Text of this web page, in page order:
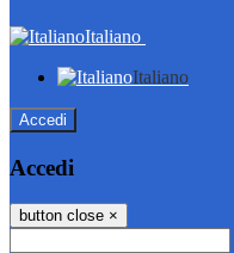
Italiano
Italiano
Accedi
Accedi
button close ×